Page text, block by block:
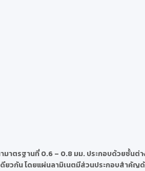
าตรฐานที่ 0.6 – 0.8 มม. ประกอบด้วยชั้นต่
ยวกัน โดยแผ่นลามิเนตมีส่วนประกอบสำคัญ